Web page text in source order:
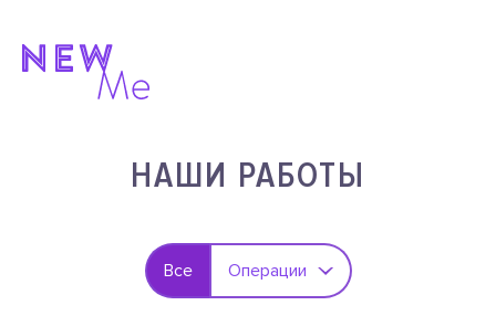
НАШИ РАБОТЫ
Все Операции